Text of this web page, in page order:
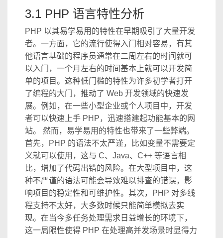
3.1 PHP 语言特性分析
PHP 以其易学易用的特性在早期吸引了大量开发
者。一方面，它的流行使得入门相对容易，有其
他语言基础的程序员通常在二周左右的时间就可
以入门，一个月左右的时间基本上就可以开发简
单的项目。这种低门槛的特性为许多初学者打开
了编程的大门，推动了 Web 开发领域的快速发
展。例如，在一些小型企业或个人项目中，开发
者可以快速上手 PHP，迅速搭建起功能基本的网
站。 然而，易学易用的特性也带来了一些弊端。
首先，PHP 的语法不太严谨，比如变量不需要定
义就可以使用，这与 C、Java、C++ 等语言相
比，增加了代码出错的风险。在大型项目中，这
种不严谨的语法可能会导致难以排查的错误，影
响项目的稳定性和可维护性。其次，PHP 对多线
程支持不太好，大多数时候只能简单模拟去实
现。在当今多任务处理需求日益增长的环境下，
这一局限性使得 PHP 在处理高并发场景时显得力